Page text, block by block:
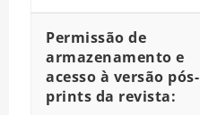
Permissão de
armazenamento e
acesso à versão pós-
prints da revista: